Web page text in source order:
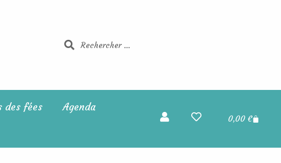
RechercherRechercher
des fées
Agenda
0,00 €Panier